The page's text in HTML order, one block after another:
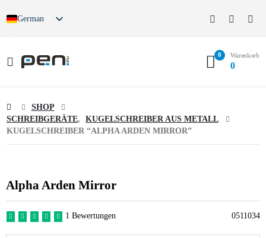
German
0 Warenkorb
0
SHOP
SCHREIBGERÄTE,
KUGELSCHREIBER AUS METALL
KUGELSCHREIBER “ALPHA ARDEN MIRROR”
Alpha Arden Mirror
1 Bewertungen 0511034